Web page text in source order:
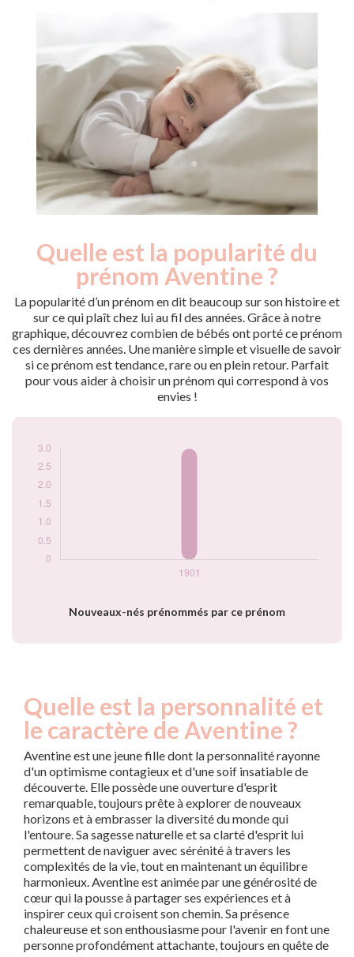
Quelle est la popularité du
prénom Aventine ?
La popularité d’un prénom en dit beaucoup sur son histoire et
sur ce qui plaît chez lui au fil des années. Grâce à notre
graphique, découvrez combien de bébés ont porté ce prénom
ces dernières années. Une manière simple et visuelle de savoir
si ce prénom est tendance, rare ou en plein retour. Parfait
pour vous aider à choisir un prénom qui correspond à vos
envies !
Nouveaux-nés prénommés par ce prénom
Popularité du
prénom Aventine
par année
Année
Nouveaux-
nés
Quelle est la personnalité et
le caractère de Aventine ?
Aventine est une jeune fille dont la personnalité rayonne
d'un optimisme contagieux et d'une soif insatiable de
découverte. Elle possède une ouverture d'esprit
remarquable, toujours prête à explorer de nouveaux
horizons et à embrasser la diversité du monde qui
l'entoure. Sa sagesse naturelle et sa clarté d'esprit lui
permettent de naviguer avec sérénité à travers les
complexités de la vie, tout en maintenant un équilibre
harmonieux. Aventine est animée par une générosité de
cœur qui la pousse à partager ses expériences et à
inspirer ceux qui croisent son chemin. Sa présence
chaleureuse et son enthousiasme pour l'avenir en font une
personne profondément attachante, toujours en quête de